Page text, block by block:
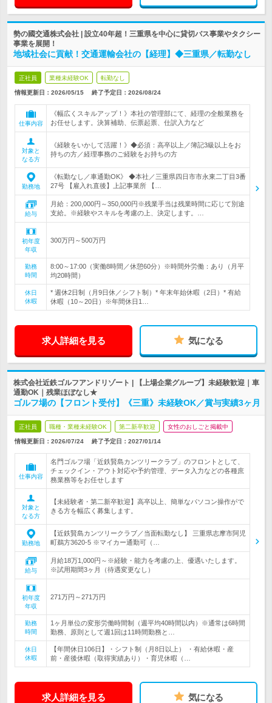
勢の國交通株式会社 | 設立40年超！三重県を中心に貸切バス事業やタクシー
事業を展開！
地域社会に貢献！交通運輸会社の【経理】◆三重県／転勤なし
正社員 業種未経験OK 転勤なし
情報更新日：2026/05/15 終了予定日： 2026/08/24
仕事内容
《幅広くスキルアップ！》本社の管理部にて、経理の全般業務を
お任せします。決算補助、伝票起票、仕訳入力など
対象と
なる方
《経験をいかして活躍！》◆必須：高卒以上／簿記3級以上をお
持ちの方／経理事務のご経験をお持ちの方
勤務地
《転勤なし／車通勤OK》 ◆本社／三重県四日市市永東二丁目3番
27号 【雇入れ直後】上記事業所 【…
給与
月給：200,000円～350,000円※残業手当は残業時間に応じて別途
支給。※経験やスキルを考慮の上、決定します。…
初年度
年収
300万円～500万円
勤務
時間
8:00～17:00（実働8時間／休憩60分）※時間外労働：あり（月平
均20時間）
休日
休暇
* 週休2日制（月9日休／シフト制）* 年末年始休暇（2日）* 有給
休暇（10～20日）※年間休日1…
求人詳細を見る 気になる
株式会社近鉄ゴルフアンドリゾート | 【上場企業グループ】未経験歓迎｜車
通勤OK｜残業ほぼなし★
ゴルフ場の【フロント受付】《三重》未経験OK／賞与実績3ヶ月
正社員 職種・業種未経験OK 第二新卒歓迎 女性のおしごと掲載中
情報更新日：2026/07/24 終了予定日： 2027/01/14
仕事内容
名門ゴルフ場「近鉄賢島カンツリークラブ」のフロントとして、
チェックイン・アウト対応や予約管理、データ入力などの各種庶
務業務等をお任せします
対象と
なる方
【未経験者・第二新卒歓迎】高卒以上、簡単なパソコン操作がで
きる方を幅広く募集します。
勤務地
【近鉄賢島カンツリークラブ／当面転勤なし】 三重県志摩市阿児
町鵜方3620-5 ※マイカー通勤可（…
給与
月給18万1,000円～※経験・能力を考慮の上、優遇いたします。
※試用期間3ヶ月（待遇変更なし）
初年度
年収
271万円～271万円
勤務
時間
1ヶ月単位の変形労働時間制（週平均40時間以内）※通常は6時間
勤務、原則として週1回は11時間勤務と…
休日
休暇
【年間休日106日】・シフト制（月8日以上） ・有給休暇・産
前・産後休暇（取得実績あり）・育児休暇（…
求人詳細を見る 気になる